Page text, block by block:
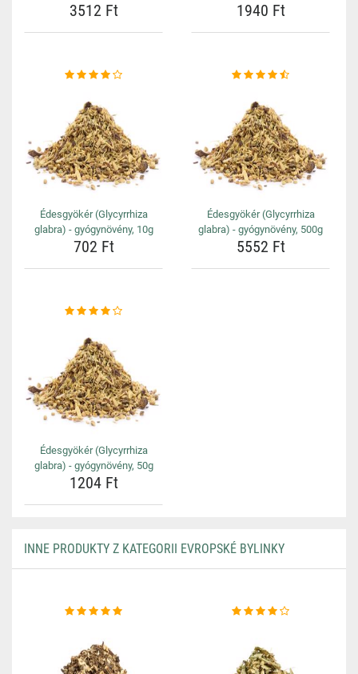
3512 Ft 1940 Ft
Édesgyökér (Glycyrrhiza
glabra) - gyógynövény, 10g
702 Ft
Édesgyökér (Glycyrrhiza
glabra) - gyógynövény, 500g
5552 Ft
Édesgyökér (Glycyrrhiza
glabra) - gyógynövény, 50g
1204 Ft
INNE PRODUKTY Z KATEGORII EVROPSKÉ BYLINKY